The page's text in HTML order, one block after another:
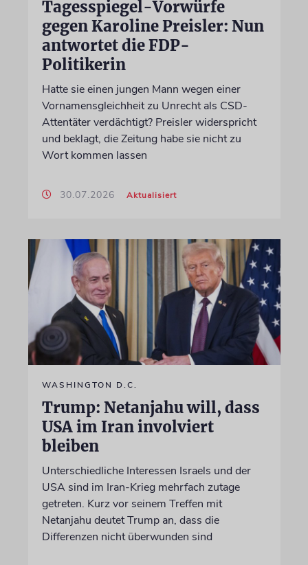
Tagesspiegel-Vorwürfe
gegen Karoline Preisler: Nun
antwortet die FDP-
Politikerin
Hatte sie einen jungen Mann wegen einer
Vornamensgleichheit zu Unrecht als CSD-
Attentäter verdächtigt? Preisler widerspricht
und beklagt, die Zeitung habe sie nicht zu
Wort kommen lassen
30.07.2026 Aktualisiert
WASHINGTON D.C.
Trump: Netanjahu will, dass
USA im Iran involviert
bleiben
Unterschiedliche Interessen Israels und der
USA sind im Iran-Krieg mehrfach zutage
getreten. Kurz vor seinem Treffen mit
Netanjahu deutet Trump an, dass die
Differenzen nicht überwunden sind